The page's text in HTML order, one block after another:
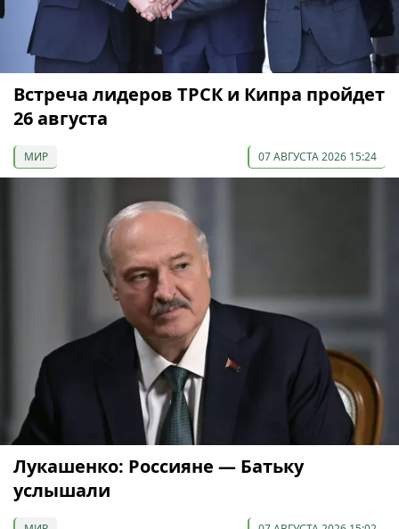
Встреча лидеров ТРСК и Кипра пройдет
26 августа
МИР 07 АВГУСТА 2026 15:24
Лукашенко: Россияне — Батьку
услышали